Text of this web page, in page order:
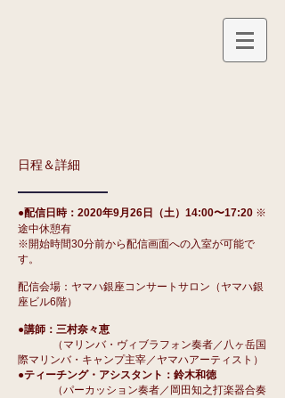
​日程＆詳細
●配信日時：2020年9月26日（土）14:00〜17:20 ※
途中休憩有
※開始時間30分前から配信画面への入室が可能で
す。
配信会場：ヤマハ銀座コンサートサロン（ヤマハ銀
座ビル6階）
●講師：三村奈々恵
（マリンバ・ヴィブラフォン奏者／八ヶ岳国
際マリンバ・キャンプ主宰／ヤマハアーティスト）
●ティーチング・アシスタント： 鈴木和徳
（パーカッション奏者／岡田知之打楽器合奏